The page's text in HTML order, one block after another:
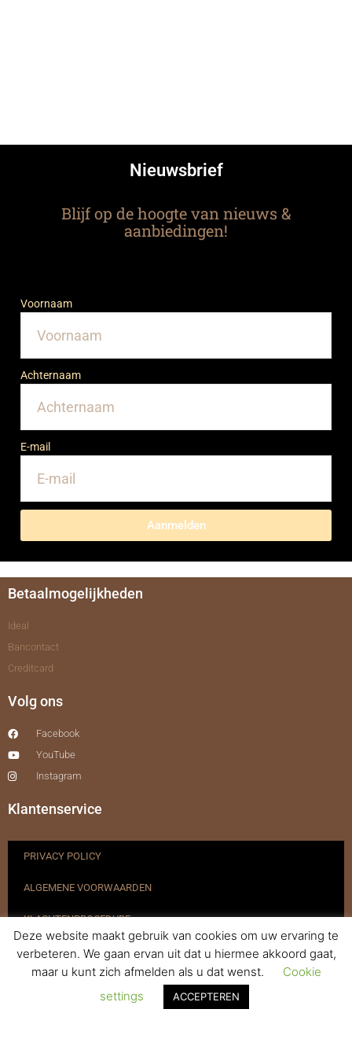
Nieuwsbrief
Blijf op de hoogte van nieuws &
aanbiedingen!
Voornaam
Achternaam
E-mail
Aanmelden
Betaalmogelijkheden
Ideal
Bancontact
Creditcard
Volg ons
Facebook
YouTube
Instagram
Klantenservice
PRIVACY POLICY
ALGEMENE VOORWAARDEN
KLACHTENPROCEDURE
VERZENDEN & RETOURNEREN
Deze website maakt gebruik van cookies om uw ervaring te
verbeteren. We gaan ervan uit dat u hiermee akkoord gaat,
maar u kunt zich afmelden als u dat wenst.
Cookie
settings
ACCEPTEREN